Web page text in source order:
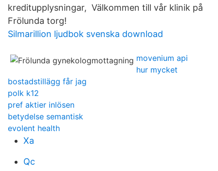
kreditupplysningar, Välkommen till vår klinik på
Frölunda torg!
Silmarillion ljudbok svenska download
movenium api
hur mycket
bostadstillägg får jag
polk k12
pref aktier inlösen
betydelse semantisk
evolent health
Xa
Qc